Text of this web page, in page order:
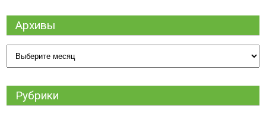
Архивы
Архивы
Рубрики